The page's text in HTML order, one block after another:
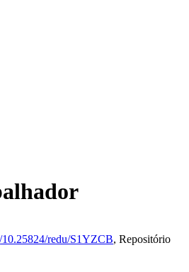
redu/S1YZCB, Repositório